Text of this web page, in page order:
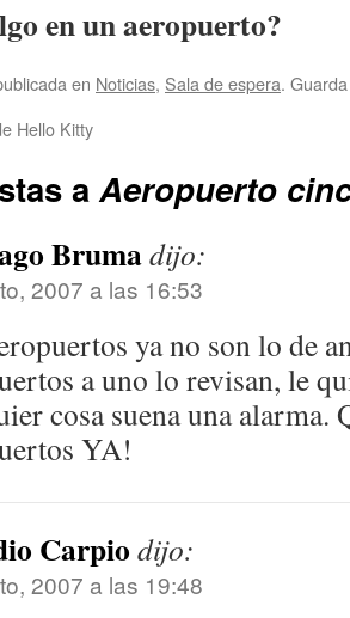
en un aeropuerto?
en Noticias, Sala de espera.
Hello Kitty
aAeropuerto
Brumadijo:
2007 a las 16:53
ya no son lo de
a uno lo revisan, le
cosa suena una alarma.
YA!
Carpio dijo:
2007 a las 19:48